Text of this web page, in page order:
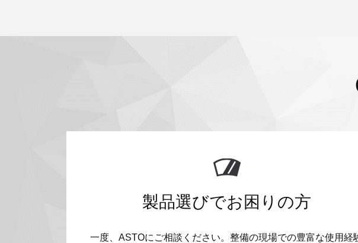
製品選びでお困りの方
一度、ASTOにご相談ください。整備の現場での豊富な使用経